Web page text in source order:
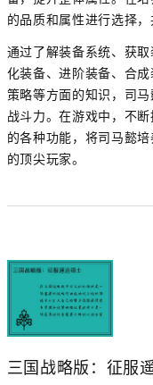
的品质和属性进行选择
通过了解装备系统、获
化装备、进阶装备、合
策略等方面的知识，司
战斗力。在游戏中，不
的各种功能，将司马懿
的顶尖玩家。
三国战略版：征服